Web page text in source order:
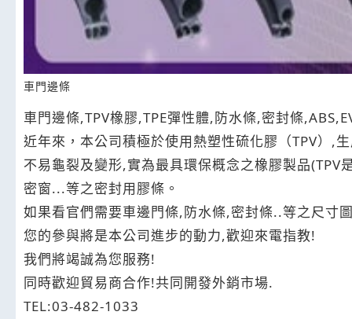
車門邊條
車門邊條,TPV橡膠,TPE彈性體,防水條,密封條
近年來，本公司積極於使用熱塑性硫化膠（TPV）,
不易龜裂及變形,實為最具環保概念之橡膠製品
密窗...等之密封用膠條。
如果看官們需要車邊門條,防水條,密封條..等之尺寸
您的參與將是本公司進步的動力,歡迎來電指教!
我們將竭誠為您服務!
同時歡迎貿易商合作!共同開發外銷市場.
TEL:03-482-1033